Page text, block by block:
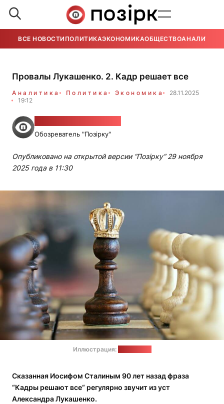
ВСЕ НОВОСТИ ПОЛИТИКАЭКОНОМИКАОБЩЕСТВОАНАЛИТИКА
Провалы Лукашенко. 2. Кадр решает все
Аналитика Политика Экономика
28.11.2025
19:12
Обозреватель "Позірку"
Опубликовано на открытой версии “Позірку“ 29 ноября
2025 года в 11:30
Иллюстрация:
Сказанная Иосифом Сталиным 90 лет назад фраза
“Кадры решают все“ регулярно звучит из уст
Александра Лукашенко.